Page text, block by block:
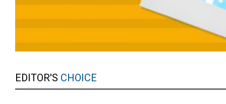
EDITOR'S CHOICE